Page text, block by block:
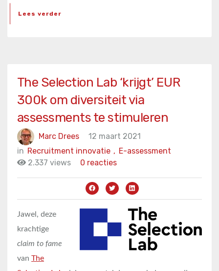
Lees verder
The Selection Lab ‘krijgt’ EUR
300k om diversiteit via
assessments te stimuleren
Marc Drees
12 maart 2021
in
E-assessment
Recruitment innovatie ,
2.337 views
0 reacties
Jawel, deze
krachtige
claim to fame
van The